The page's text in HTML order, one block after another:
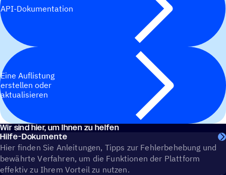
API-Dokumentation
Eine Auflistung
erstellen oder
aktualisieren
Wir sind hier, um Ihnen zu helfen
Hilfe-Dokumente
Hier finden Sie Anleitungen, Tipps zur Fehlerbehebung und
bewährte Verfahren, um die Funktionen der Plattform
effektiv zu Ihrem Vorteil zu nutzen.